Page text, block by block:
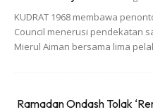
KUDRAT 1968 membawa
Council menerusi pendekatan
Mierul Aiman bersama lima
Ramadan Ondash Tolak